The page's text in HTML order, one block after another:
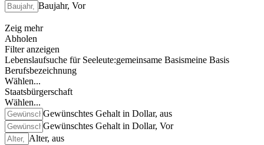
Baujahr, Vor
Zeig mehr
Abholen
Filter anzeigen
Lebenslaufsuche für Seeleute:gemeinsame Basismeine Basis
Berufsbezeichnung
Wählen...
Staatsbürgerschaft
Wählen...
Gewünschtes Gehalt in Dollar, aus
Gewünschtes Gehalt in Dollar, Vor
Alter, aus